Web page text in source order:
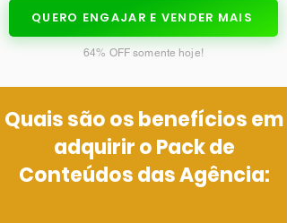
QUERO ENGAJAR E VENDER MAIS
64% OFF somente hoje!
Quais são os benefícios em
adquirir o Pack de
Conteúdos das Agência: